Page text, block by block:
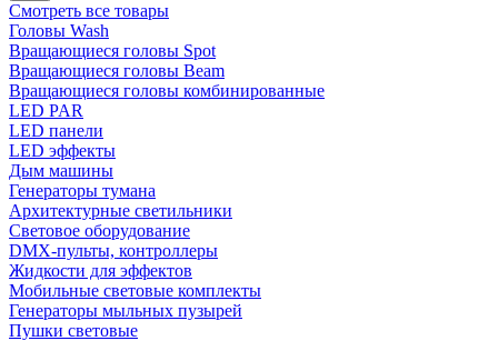
Смотреть все товары
Головы Wash
Вращающиеся головы Spot
Вращающиеся головы Beam
Вращающиеся головы комбинированные
LED PAR
LED панели
LED эффекты
Дым машины
Генераторы тумана
Архитектурные светильники
Световое оборудование
DMX-пульты, контроллеры
Жидкости для эффектов
Мобильные световые комплекты
Генераторы мыльных пузырей
Пушки световые